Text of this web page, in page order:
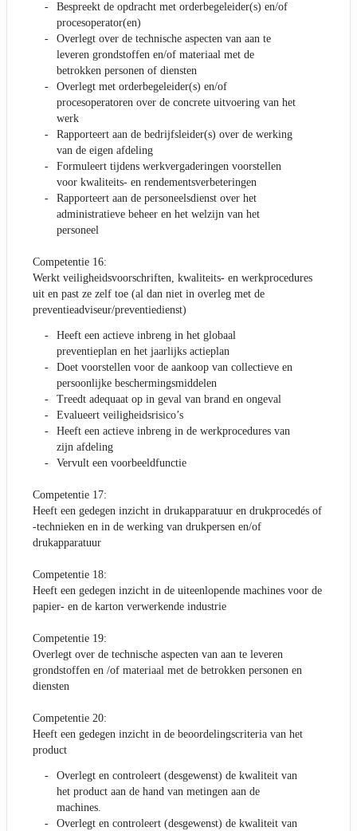
Bespreekt de opdracht met orderbegeleider(s) en/of
procesoperator(en)
Overlegt over de technische aspecten van aan te
leveren grondstoffen en/of materiaal met de
betrokken personen of diensten
Overlegt met orderbegeleider(s) en/of
procesoperatoren over de concrete uitvoering van het
werk
Rapporteert aan de bedrijfsleider(s) over de werking
van de eigen afdeling
Formuleert tijdens werkvergaderingen voorstellen
voor kwaliteits- en rendementsverbeteringen
Rapporteert aan de personeelsdienst over het
administratieve beheer en het welzijn van het
personeel
Competentie 16:
Werkt veiligheidsvoorschriften, kwaliteits- en werkprocedures
uit en past ze zelf toe (al dan niet in overleg met de
preventieadviseur/preventiedienst)
Heeft een actieve inbreng in het globaal
preventieplan en het jaarlijks actieplan
Doet voorstellen voor de aankoop van collectieve en
persoonlijke beschermingsmiddelen
Treedt adequaat op in geval van brand en ongeval
Evalueert veiligheidsrisico’s
Heeft een actieve inbreng in de werkprocedures van
zijn afdeling
Vervult een voorbeeldfunctie
Competentie 17:
Heeft een gedegen inzicht in drukapparatuur en drukprocedés of
-technieken en in de werking van drukpersen en/of
drukapparatuur
Competentie 18:
Heeft een gedegen inzicht in de uiteenlopende machines voor de
papier- en de karton verwerkende industrie
Competentie 19:
Overlegt over de technische aspecten van aan te leveren
grondstoffen en /of materiaal met de betrokken personen en
diensten
Competentie 20:
Heeft een gedegen inzicht in de beoordelingscriteria van het
product
Overlegt en controleert (desgewenst) de kwaliteit van
het product aan de hand van metingen aan de
machines.
Overlegt en controleert (desgewenst) de kwaliteit van